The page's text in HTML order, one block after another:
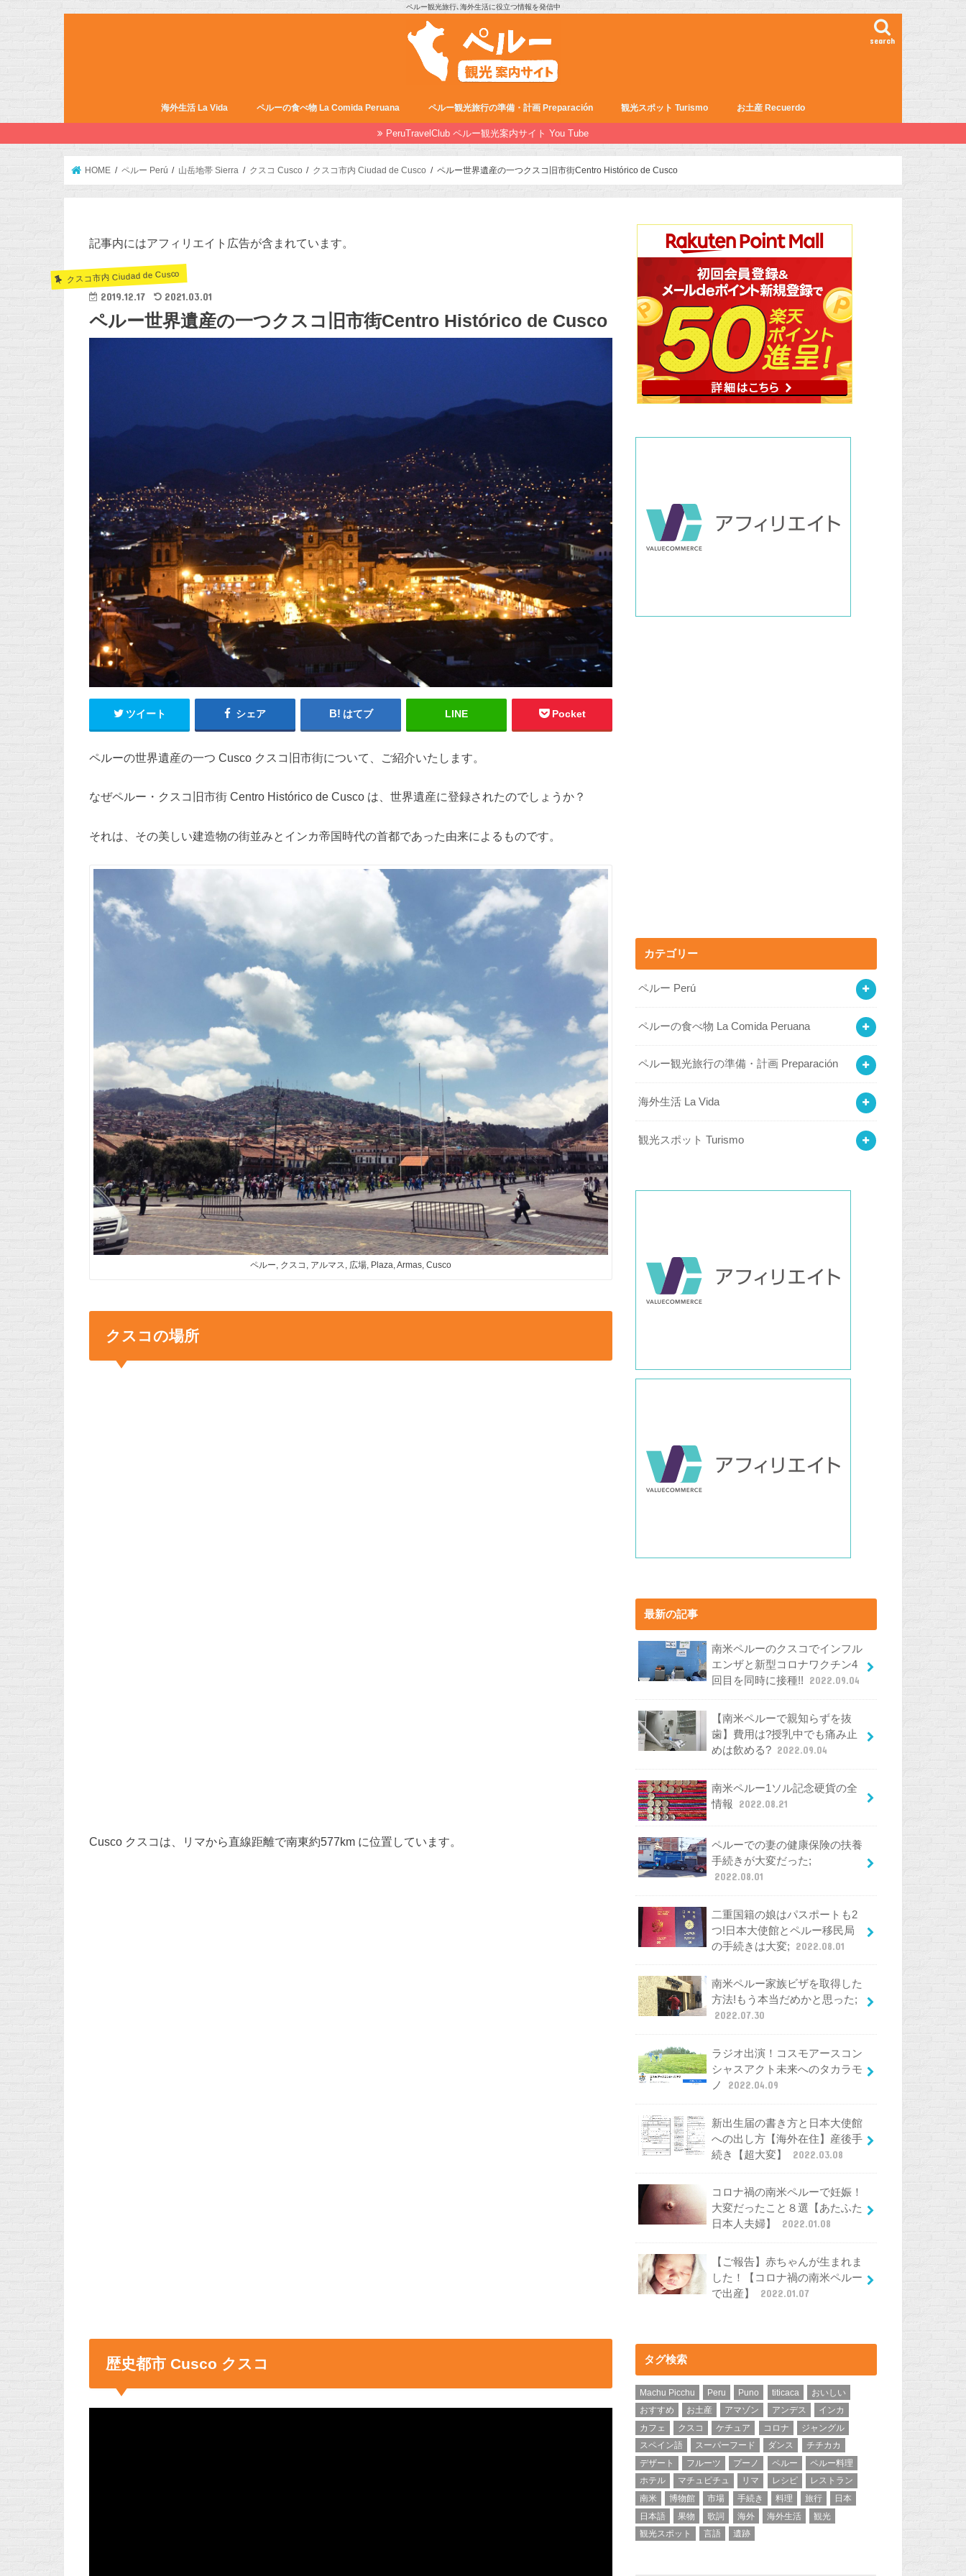
ペルー観光旅行､海外生活に役立つ情報を発信中
search
海外生活 La Vida ペルーの食べ物 La Comida Peruana ペルー観光旅行の準備・計画 Preparación 観光スポット Turismo お土産 Recuerdo
PeruTravelClub ペルー観光案内サイト You Tube
HOME ペルー Perú 山岳地帯 Sierra クスコ Cusco クスコ市内 Ciudad de Cusco ペルー世界遺産の一つクスコ旧市街Centro Histórico de Cusco
記事内にはアフィリエイト広告が含まれています。
クスコ市内 Ciudad de Cusco
2019.12.17 2021.03.01
ペルー世界遺産の一つクスコ旧市街Centro Histórico de Cusco
ツイート シェア はてブ LINE Pocket
ペルーの世界遺産の一つ Cusco クスコ旧市街について、ご紹介いたします。
なぜペルー・クスコ旧市街 Centro Histórico de Cusco は、世界遺産に登録されたのでしょうか？
それは、その美しい建造物の街並みとインカ帝国時代の首都であった由来によるものです。
ペルー, クスコ, アルマス, 広場, Plaza, Armas, Cusco
クスコの場所
Cusco クスコは、リマから直線距離で南東約577km に位置しています。
歴史都市 Cusco クスコ
カテゴリー
ペルー Perú
ペルーの食べ物 La Comida Peruana
ペルー観光旅行の準備・計画 Preparación
海外生活 La Vida
観光スポット Turismo
最新の記事
南米ペルーのクスコでインフル
エンザと新型コロナワクチン4
回目を同時に接種!!
2022.09.04
【南米ペルーで親知らずを抜
歯】費用は?授乳中でも痛み止
めは飲める? 2022.09.04
南米ペルー1ソル記念硬貨の全
情報
2022.08.21
ペルーでの妻の健康保険の扶養
手続きが大変だった;
2022.08.01
二重国籍の娘はパスポートも2
つ!日本大使館とペルー移民局
の手続きは大変;
2022.08.01
南米ペルー家族ビザを取得した
方法!もう本当だめかと思った;
2022.07.30
ラジオ出演！コスモアースコン
シャスアクト未来へのタカラモ
ノ
2022.04.09
新出生届の書き方と日本大使館
への出し方【海外在住】産後手
続き【超大変】
2022.03.08
コロナ禍の南米ペルーで妊娠！
大変だったこと８選【あたふた
日本人夫婦】
2022.01.08
【ご報告】赤ちゃんが生まれま
した！【コロナ禍の南米ペルー
で出産】
2022.01.07
タグ検索
Machu Picchu Peru Puno titicaca
おいしい
おすすめ
お土産 アマゾン アンデス
インカ
カフェ
クスコ ケチュア コロナ
ジャングル
スペイン語
スーパーフード ダンス
チチカカ
デザート
フルーツ プーノ ペルー
ペルー料理
ホテル
マチュピチュ リマ レシピ
レストラン
南米
博物館 市場 手続き 料理 旅行
日本
日本語
果物 歌詞 海外 海外生活
観光
観光スポット
言語 遺跡